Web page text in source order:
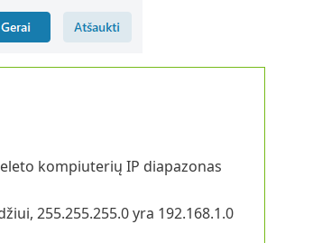
kompiuterių IP diapazonas
255.255.255.0 yra 192.168.1.0